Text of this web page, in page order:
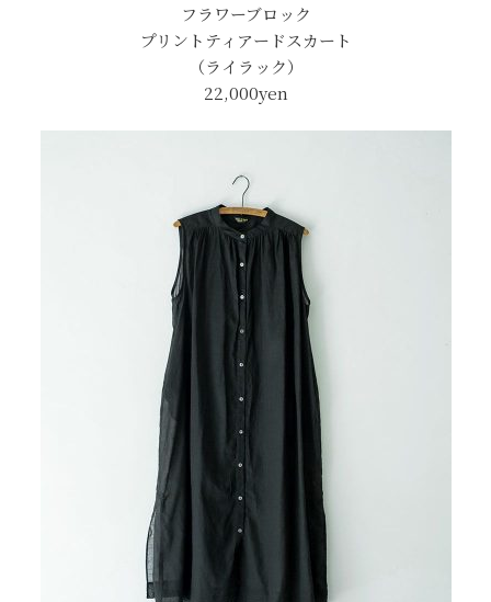
フラワーブロック
プリントティアードスカート
（ライラック）
22,000yen